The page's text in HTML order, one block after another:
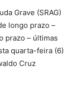
Grave (SRAG)
longo prazo –
prazo – últimas
quarta-feira (6)
Cruz